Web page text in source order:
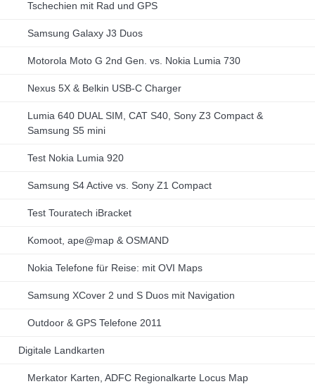
Tschechien mit Rad und GPS
Samsung Galaxy J3 Duos
Motorola Moto G 2nd Gen. vs. Nokia Lumia 730
Nexus 5X & Belkin USB-C Charger
Lumia 640 DUAL SIM, CAT S40, Sony Z3 Compact &
Samsung S5 mini
Test Nokia Lumia 920
Samsung S4 Active vs. Sony Z1 Compact
Test Touratech iBracket
Komoot, ape@map & OSMAND
Nokia Telefone für Reise: mit OVI Maps
Samsung XCover 2 und S Duos mit Navigation
Outdoor & GPS Telefone 2011
Digitale Landkarten
Merkator Karten, ADFC Regionalkarte Locus Map